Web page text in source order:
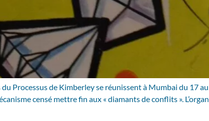
Processus de Kimberley se réunissent à Mumbai du 17
censé mettre fin aux « diamants de conflits ».